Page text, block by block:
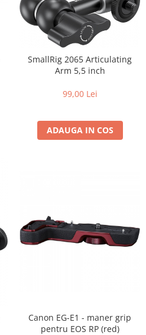
SmallRig 2065 Articulating
Arm 5,5 inch
99,00 Lei
ADAUGA IN COS
Canon EG-E1 - maner grip
pentru EOS RP (red)